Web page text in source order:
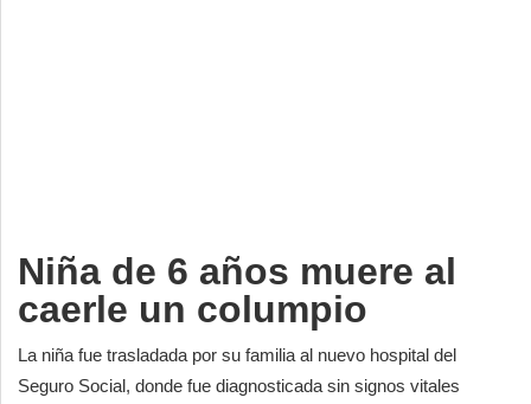
Niña de 6 años muere al
caerle un columpio
La niña fue trasladada por su familia al nuevo hospital del
Seguro Social, donde fue diagnosticada sin signos vitales